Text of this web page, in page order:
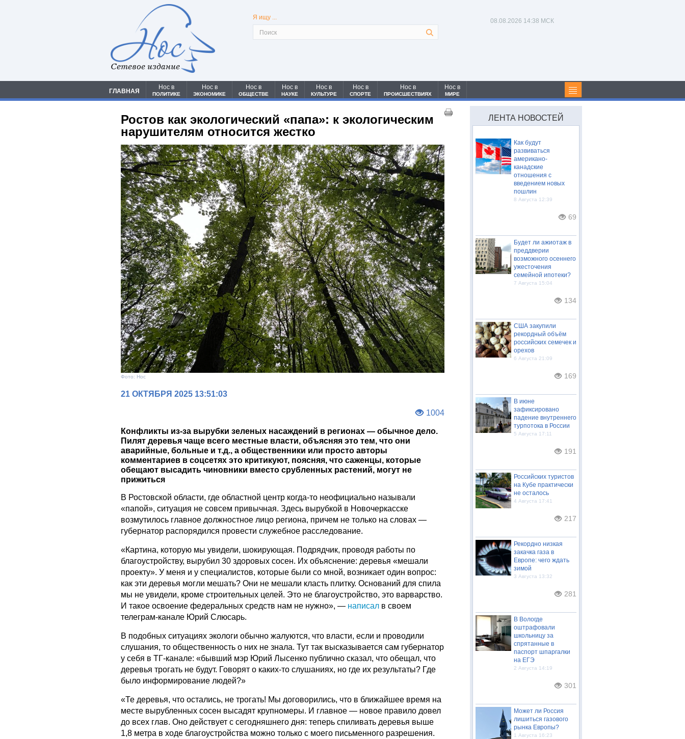
Сетевое издание
Я ищу ... 08.08.2026 14:38 МСК
ГЛАВНАЯ
Нос в
ПОЛИТИКЕ
Нос в
ЭКОНОМИКЕ
Нос в
ОБЩЕСТВЕ
Нос в
НАУКЕ
Нос в
КУЛЬТУРЕ
Нос в
СПОРТЕ
Нос в
ПРОИСШЕСТВИЯХ
Нос в
МИРЕ
Ростов как экологический «папа»: к экологическим
нарушителям относится жестко
Фото: Нос
21 ОКТЯБРЯ 2025 13:51:03
1004
Конфликты из-за вырубки зеленых насаждений в регионах — обычное дело.
Пилят деревья чаще всего местные власти, объясняя это тем, что они
аварийные, больные и т.д., а общественники или просто авторы
комментариев в соцсетях это критикуют, поясняя, что саженцы, которые
обещают высадить чиновники вместо срубленных растений, могут не
прижиться
В Ростовской области, где областной центр когда-то неофициально называли
«папой», ситуация не совсем привычная. Здесь вырубкой в Новочеркасске
возмутилось главное должностное лицо региона, причем не только на словах —
губернатор распорядился провести служебное расследование.
«Картина, которую мы увидели, шокирующая. Подрядчик, проводя работы по
благоустройству, вырубил 30 здоровых сосен. Их объяснение: деревья «мешали
проекту». У меня и у специалистов, которые были со мной, возникает один вопрос:
как эти деревья могли мешать? Они не мешали класть плитку. Оснований для спила
мы не увидели, кроме строительных целей. Это не благоустройство, это варварство.
И такое освоение федеральных средств нам не нужно», — написал в своем
телеграм-канале Юрий Слюсарь.
В подобных ситуациях экологи обычно жалуются, что власти, если и проводили
слушания, то общественность о них не знала. Тут так высказывается сам губернатор
у себя в ТГ-канале: «бывший мэр Юрий Лысенко публично сказал, что обещал, что
деревья трогать не будут. Говорят о каких-то слушаниях, но где их результаты? Где
было информирование людей?»
«Те деревья, что остались, не трогать! Мы договорились, что в ближайшее время на
месте вырубленных сосен высадят крупномеры. И главное — новое правило довел
до всех глав. Оно действует с сегодняшнего дня: теперь спиливать деревья выше
1,8 метра в ходе благоустройства можно только с моего письменного разрешения.
ЛЕНТА НОВОСТЕЙ
Как будут
развиваться
американо-
канадские
отношения с
введением новых
пошлин
8 Августа 12:39
69
Будет ли ажиотаж в
преддверии
возможного осеннего
ужесточения
семейной ипотеки?
7 Августа 15:04
134
США закупили
рекордный объём
российских семечек и
орехов
6 Августа 21:09
169
В июне
зафиксировано
падение внутреннего
турпотока в России
5 Августа 17:11
191
Российских туристов
на Кубе практически
не осталось
4 Августа 17:41
217
Рекордно низкая
закачка газа в
Европе: чего ждать
зимой
3 Августа 13:32
281
В Вологде
оштрафовали
школьницу за
спрятанные в
паспорт шпаргалки
на ЕГЭ
2 Августа 14:19
301
Может ли Россия
лишиться газового
рынка Европы?
1 Августа 16:23